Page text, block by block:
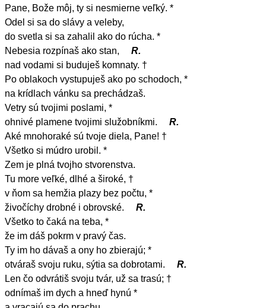
Pane, Bože môj, ty si nesmierne veľký. *
Odel si sa do slávy a veleby,
do svetla si sa zahalil ako do rúcha. *
Nebesia rozpínaš ako stan,
R.
nad vodami si buduješ komnaty. †
Po oblakoch vystupuješ ako po schodoch, *
na krídlach vánku sa prechádzaš.
Vetry sú tvojimi poslami, *
ohnivé plamene tvojimi služobníkmi.
R.
Aké mnohoraké sú tvoje diela, Pane! †
Všetko si múdro urobil. *
Zem je plná tvojho stvorenstva.
Tu more veľké, dlhé a široké, †
v ňom sa hemžia plazy bez počtu, *
živočíchy drobné i obrovské.
R.
Všetko to čaká na teba, *
že im dáš pokrm v pravý čas.
Ty im ho dávaš a ony ho zbierajú; *
otváraš svoju ruku, sýtia sa dobrotami.
R.
Len čo odvrátiš svoju tvár, už sa trasú; †
odnímaš im dych a hneď hynú *